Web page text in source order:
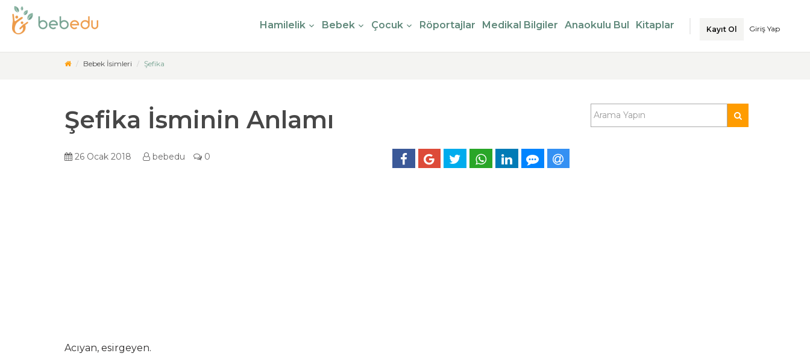
Hamilelik Bebek Çocuk Röportajlar Medikal Bilgiler Anaokulu Bul Kitaplar Kayıt Ol Giriş Yap
Bebek İsimleri Şefika
Şefika İsminin Anlamı
26 Ocak 2018 bebedu 0
Acıyan, esirgeyen.